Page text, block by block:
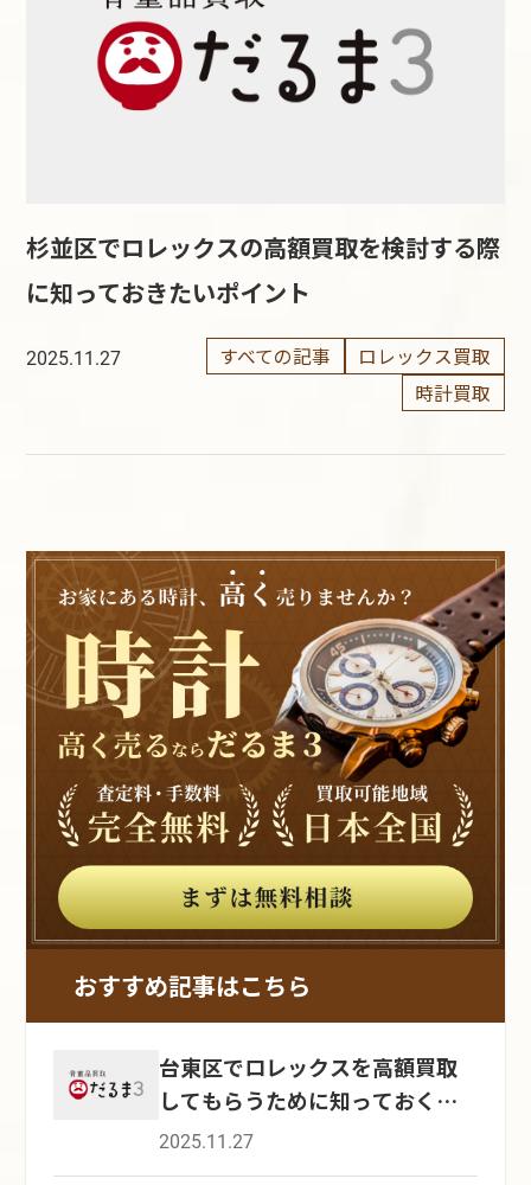
杉並区でロレックスの高額買取を検討する際
に知っておきたいポイント
2025.11.27 すべての記事
ロレックス買取
時計買取
おすすめ記事はこちら
台東区でロレックスを高額買取
してもらうために知っておくべ
きポイント
2025.11.27